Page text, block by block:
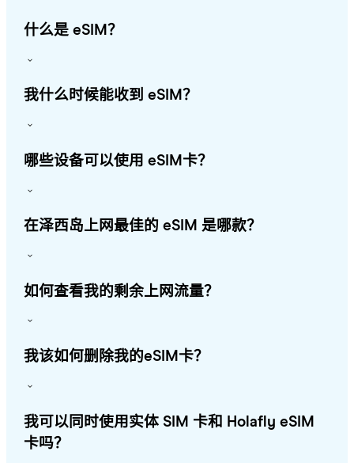
什么是 eSIM？
我什么时候能收到 eSIM？
哪些设备可以使用 eSIM卡？
在泽西岛上网最佳的 eSIM 是哪款？
如何查看我的剩余上网流量？
我该如何删除我的eSIM卡？
我可以同时使用实体 SIM 卡和 Holafly eSIM
卡吗？